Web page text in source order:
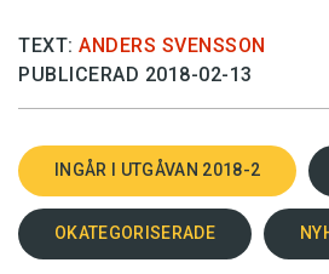
TEXT: ANDERS SVENSSON
PUBLICERAD 2018-02-13
INGÅR I UTGÅVAN 2018-2
OKATEGORISERADE